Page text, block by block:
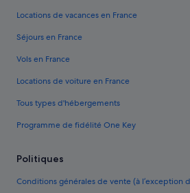
Locations de vacances en France
Séjours en France
Vols en France
Locations de voiture en France
Tous types d'hébergements
Programme de fidélité One Key
Politiques
Conditions générales de vente (à l’exception